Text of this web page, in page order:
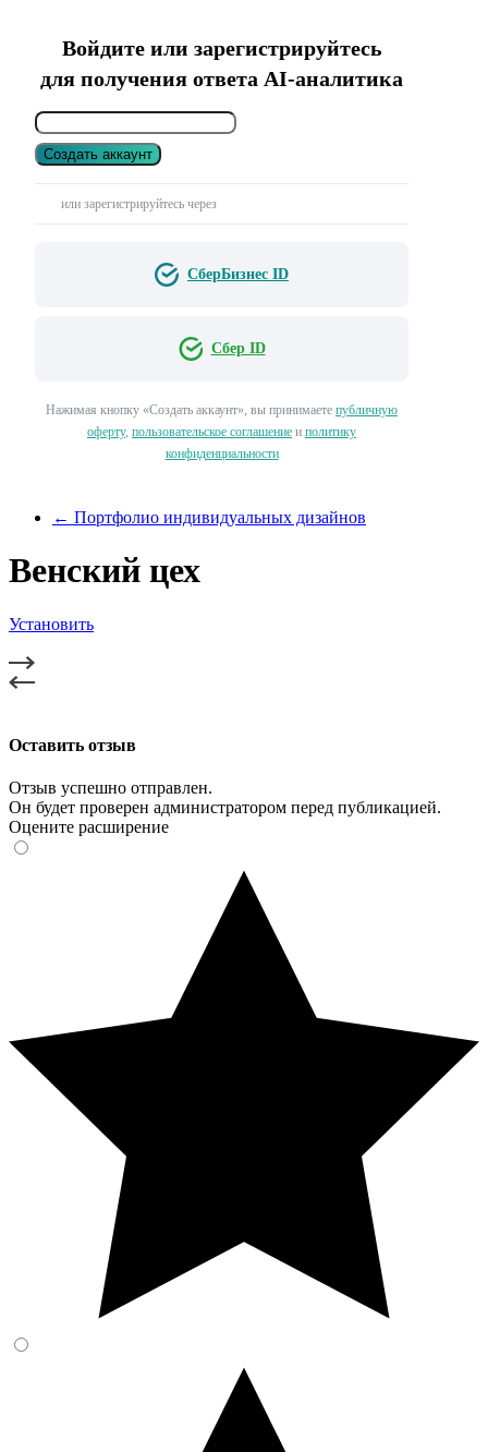
Войдите или зарегистрируйтесь
для получения ответа AI-аналитика
Создать аккаунт
или зарегистрируйтесь через
СберБизнес ID
Сбер ID
Нажимая кнопку «Создать аккаунт», вы принимаете публичную
оферту, пользовательское соглашение и политику
конфиденциальности
← Портфолио индивидуальных дизайнов
Венский цех
Установить
Оставить отзыв
Отзыв успешно отправлен.
Он будет проверен администратором перед публикацией.
Оцените расширение